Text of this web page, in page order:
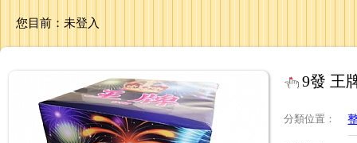
您目前： 未登入
9發 王
分類位置 ：